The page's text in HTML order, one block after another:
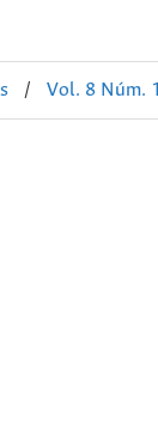
/ Vol. 8 Núm.